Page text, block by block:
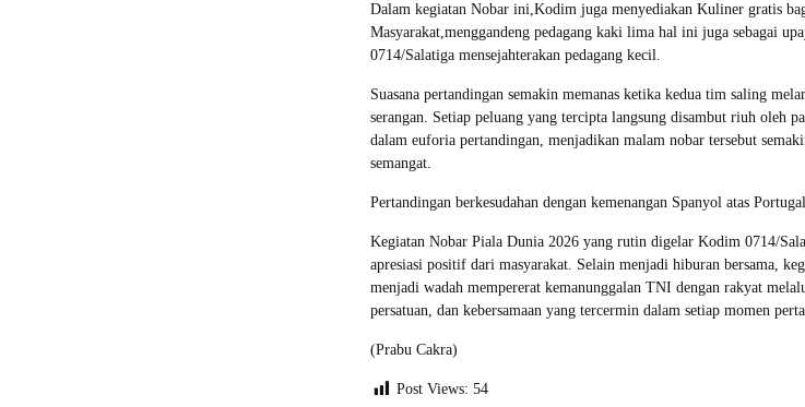
Dalam kegiatan Nobar ini,Kodim juga menyediakan Kuliner gratis
Masyarakat,menggandeng pedagang kaki lima hal ini juga sebagai
0714/Salatiga mensejahterakan pedagang kecil.
Suasana pertandingan semakin memanas ketika kedua tim saling
serangan. Setiap peluang yang tercipta langsung disambut riuh oleh
dalam euforia pertandingan, menjadikan malam nobar tersebut
semangat.
Pertandingan berkesudahan dengan kemenangan Spanyol atas
Kegiatan Nobar Piala Dunia 2026 yang rutin digelar Kodim 0714/
apresiasi positif dari masyarakat. Selain menjadi hiburan bersama,
menjadi wadah mempererat kemanunggalan TNI dengan rakyat
persatuan, dan kebersamaan yang tercermin dalam setiap momen
(Prabu Cakra)
Post Views: 54